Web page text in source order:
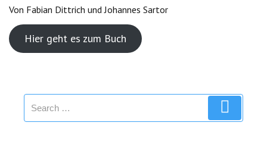
Von Fabian Dittrich und Johannes Sartor
Hier geht es zum Buch
Search
for: